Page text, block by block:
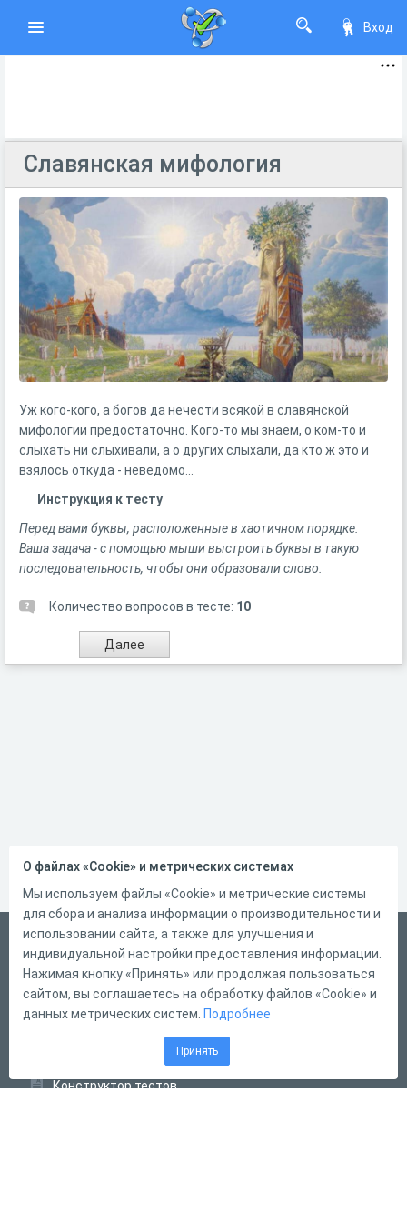
Вход
Славянская мифология
Уж кого-кого, а богов да нечести всякой в славянской
мифологии предостаточно. Кого-то мы знаем, о ком-то и
слыхать ни слыхивали, а о других слыхали, да кто ж это и
взялось откуда - неведомо...
Инструкция к тесту
Перед вами буквы, расположенные в хаотичном порядке.
Ваша задача - с помощью мыши выстроить буквы в такую
последовательность, чтобы они образовали слово.
Количество вопросов в тесте: 10
Русский
Справка
Форма обратной связи
Конструктор тестов
О файлах «Cookie» и метрических системах
Мы используем файлы «Cookie» и метрические системы
для сбора и анализа информации о производительности и
использовании сайта, а также для улучшения и
индивидуальной настройки предоставления информации.
Нажимая кнопку «Принять» или продолжая пользоваться
сайтом, вы соглашаетесь на обработку файлов «Cookie» и
данных метрических систем. Подробнее
Принять